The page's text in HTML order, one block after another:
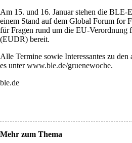
Am 15. und 16. Januar stehen die BLE-
einem Stand auf dem Global Forum for
für Fragen rund um die EU-Verordnung
(EUDR) bereit.
Alle Termine sowie Interessantes zu den
es unterwww.ble.de/gruenewoche.
ble.de
Mehr zum Thema